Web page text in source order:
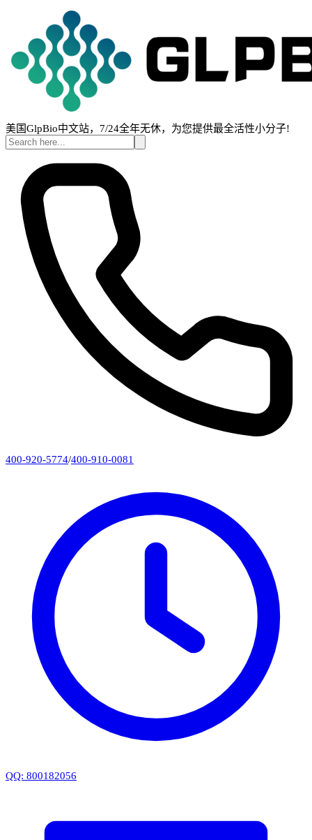
美国GlpBio中文站，7/24全年无休，为您提供最全活性小分子!
400-920-5774/400-910-0081
QQ: 800182056